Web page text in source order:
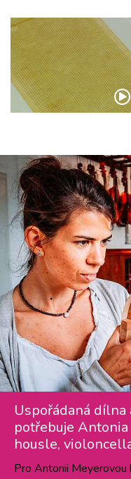
Uspořádaná
potřebuje
housle,
Pro Antonii Meyerovou